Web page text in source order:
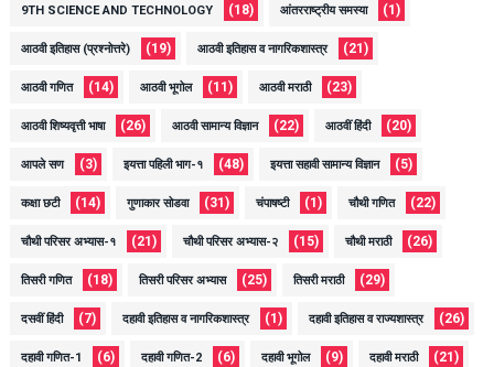
9TH SCIENCE AND TECHNOLOGY (18) आंतरराष्ट्रीय समस्या (1)
आठवी इतिहास (प्रश्नोत्तरे) (19) आठवी इतिहास व नागरिकशास्त्र (21)
आठवी गणित (14) आठवी भूगोल (11) आठवी मराठी (23)
आठवी शिष्यवृत्ती भाषा (26) आठवी सामान्य विज्ञान (22) आठवीं हिंदी (20)
आपले सण (3) इयत्ता पहिली भाग-१ (48) इयत्ता सहावी सामान्य विज्ञान (5)
कक्षा छटी (14) गुणाकार सोडवा (31) चंपाषष्टी (1) चौथी गणित (22)
चौथी परिसर अभ्यास-१ (21) चौथी परिसर अभ्यास-२ (15) चौथी मराठी (26)
तिसरी गणित (18) तिसरी परिसर अभ्यास (25) तिसरी मराठी (29)
दसवीं हिंदी (7) दहावी इतिहास व नागरिकशास्त्र (1) दहावी इतिहास व राज्यशास्त्र (26)
दहावी गणित-1 (6) दहावी गणित-2 (6) दहावी भूगोल (9) दहावी मराठी (21)